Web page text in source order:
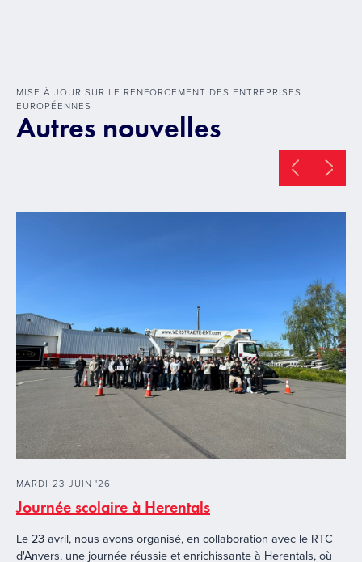
MISE À JOUR SUR LE RENFORCEMENT DES ENTREPRISES
EUROPÉENNES
Autres nouvelles
MARDI 23 JUIN '26
Journée scolaire à Herentals
Le 23 avril, nous avons organisé, en collaboration avec le RTC
d'Anvers, une journée réussie et enrichissante à Herentals, où